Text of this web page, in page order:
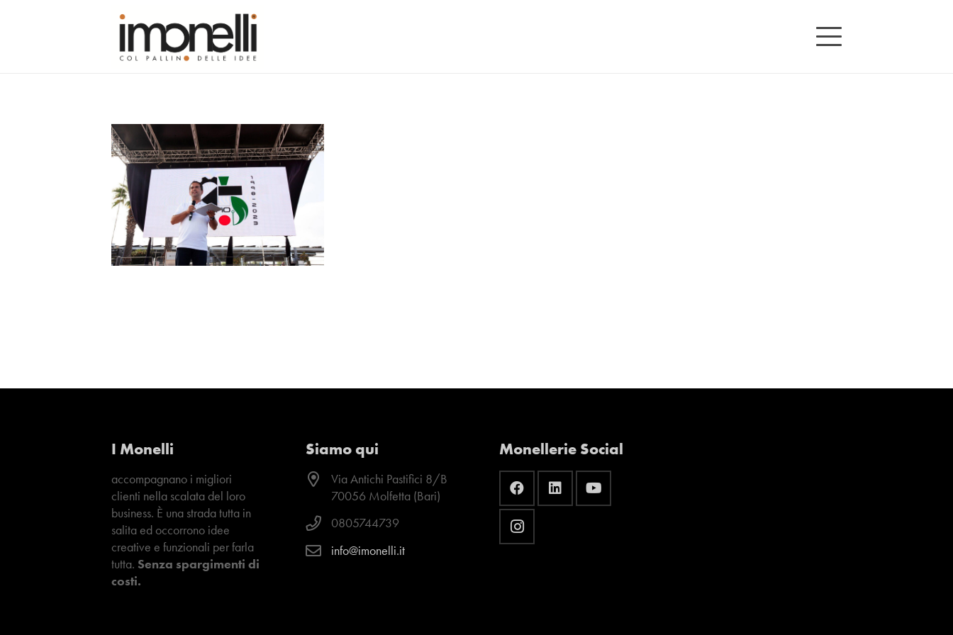
I Monelli
accompagnano i migliori
clienti nella scalata del loro
business. È una strada tutta in
salita ed occorrono idee
creative e funzionali per farla
tutta. Senza spargimenti di
costi.
Siamo qui
Via Antichi Pastifici 8/B
70056 Molfetta (Bari)
0805744739
info@imonelli.it
Monellerie Social